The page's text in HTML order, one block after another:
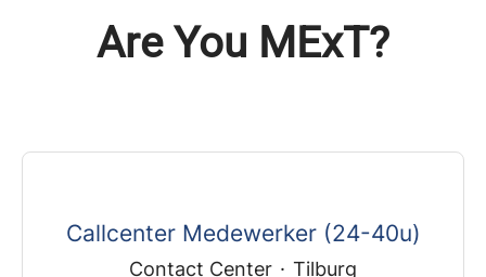
Are You MExT?
Callcenter Medewerker (24-40u)
Contact Center · Tilburg